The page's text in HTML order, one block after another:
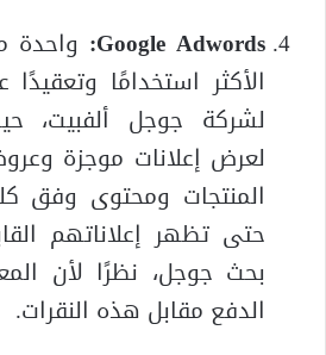
Google Adwords: واحدة
الأكثر استخدامًا وتعقيدًا
لشركة جوجل ألفبيت،
لعرض إعلانات موجزة
المنتجات ومحتوى وفق
حتى تظهر إعلاناتهم
بحث جوجل، نظرًا لأن
الدفع مقابل هذه النقرات.